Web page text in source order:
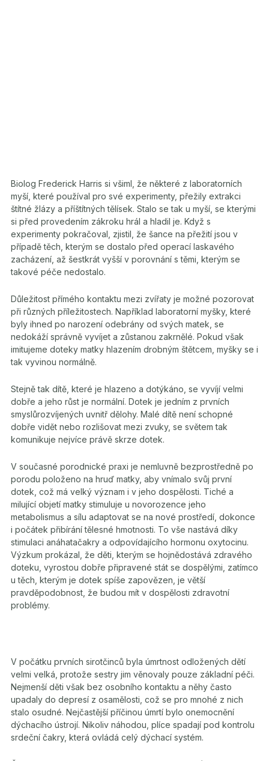
Biolog Frederick Harris si všiml, že některé z laboratorních
myší, které používal pro své experimenty, přežily extrakci
štítné žlázy a příštítných tělísek. Stalo se tak u myší, se kterými
si před provedením zákroku hrál a hladil je. Když s
experimenty pokračoval, zjistil, že šance na přežití jsou v
případě těch, kterým se dostalo před operací laskavého
zacházení, až šestkrát vyšší v porovnání s těmi, kterým se
takové péče nedostalo.
Důležitost přímého kontaktu mezi zvířaty je možné pozorovat
při různých příležitostech. Například laboratorní myšky, které
byly ihned po narození odebrány od svých matek, se
nedokáží správně vyvíjet a zůstanou zakrnělé. Pokud však
imitujeme doteky matky hlazením drobným štětcem, myšky se i
tak vyvinou normálně.
Stejně tak dítě, které je hlazeno a dotýkáno, se vyvíjí velmi
dobře a jeho růst je normální. Dotek je jedním z prvních
smyslůrozvíjených uvnitř dělohy. Malé dítě není schopné
dobře vidět nebo rozlišovat mezi zvuky, se světem tak
komunikuje nejvíce právě skrze dotek.
V současné porodnické praxi je nemluvně bezprostředně po
porodu položeno na hruď matky, aby vnímalo svůj první
dotek, což má velký význam i v jeho dospělosti. Tiché a
milující objetí matky stimuluje u novorozence jeho
metabolismus a sílu adaptovat se na nové prostředí, dokonce
i počátek přibírání tělesné hmotnosti. To vše nastává díky
stimulaci anáhatačakry a odpovídajícího hormonu oxytocinu.
Výzkum prokázal, že děti, kterým se hojnědostává zdravého
doteku, vyrostou dobře připravené stát se dospělými, zatímco
u těch, kterým je dotek spíše zapovězen, je větší
pravděpodobnost, že budou mít v dospělosti zdravotní
problémy.
V počátku prvních sirotčinců byla úmrtnost odložených dětí
velmi velká, protože sestry jim věnovaly pouze základní péči.
Nejmenší děti však bez osobního kontaktu a něhy často
upadaly do depresí z osamělosti, což se pro mnohé z nich
stalo osudné. Nejčastější příčinou úmrtí bylo onemocnění
dýchacího ústrojí. Nikoliv náhodou, plíce spadají pod kontrolu
srdeční čakry, která ovládá celý dýchací systém.